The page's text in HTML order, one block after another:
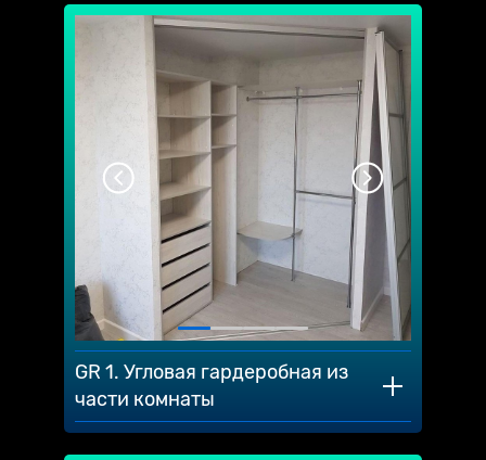
GR 1. Угловая гардеробная из
части комнаты